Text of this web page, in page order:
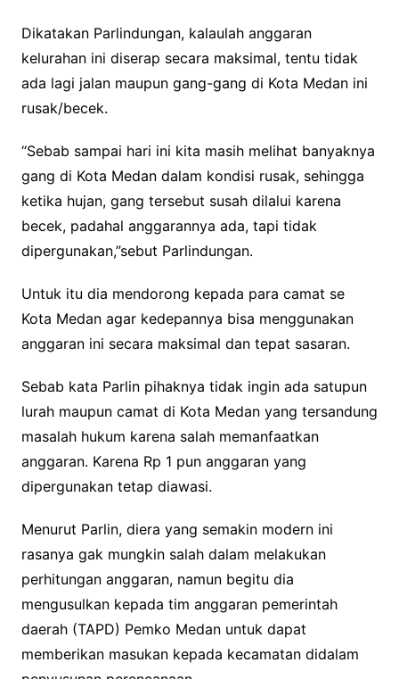
Dikatakan Parlindungan, kalaulah anggaran
kelurahan ini diserap secara maksimal, tentu tidak
ada lagi jalan maupun gang-gang di Kota Medan ini
rusak/becek.
“Sebab sampai hari ini kita masih melihat banyaknya
gang di Kota Medan dalam kondisi rusak, sehingga
ketika hujan, gang tersebut susah dilalui karena
becek, padahal anggarannya ada, tapi tidak
dipergunakan,”sebut Parlindungan.
Untuk itu dia mendorong kepada para camat se
Kota Medan agar kedepannya bisa menggunakan
anggaran ini secara maksimal dan tepat sasaran.
Sebab kata Parlin pihaknya tidak ingin ada satupun
lurah maupun camat di Kota Medan yang tersandung
masalah hukum karena salah memanfaatkan
anggaran. Karena Rp 1 pun anggaran yang
dipergunakan tetap diawasi.
Menurut Parlin, diera yang semakin modern ini
rasanya gak mungkin salah dalam melakukan
perhitungan anggaran, namun begitu dia
mengusulkan kepada tim anggaran pemerintah
daerah (TAPD) Pemko Medan untuk dapat
memberikan masukan kepada kecamatan didalam